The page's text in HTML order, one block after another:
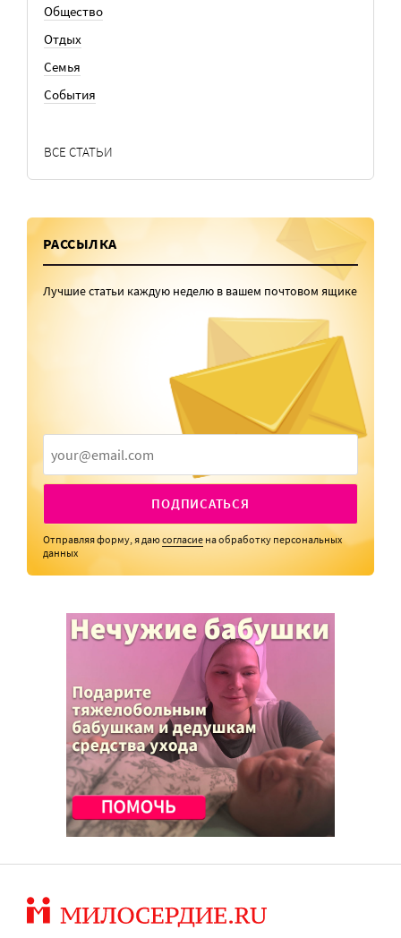
Общество
Отдых
Семья
События
ВСЕ СТАТЬИ
РАССЫЛКА
Лучшие статьи каждую неделю в вашем почтовом ящике
ПОДПИСАТЬСЯ
Отправляя форму, я даюсогласие на обработку персональных
данных